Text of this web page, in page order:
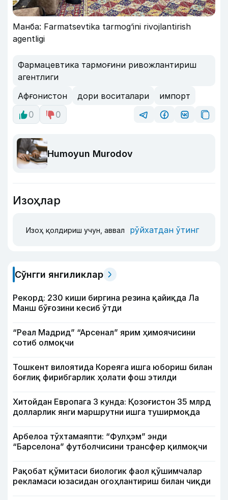
Манба: Farmatsevtika tarmog‘ini rivojlantirish
agentligi
Фармацевтика тармоғини ривожлантириш
агентлиги
Афғонистон
дори воситалари
импорт
0
0
Humoyun Murodov
Изоҳлар
Изоҳ қолдириш учун, аввал рўйхатдан ўтинг
Сўнгги янгиликлар
Рекорд: 230 киши биргина резина қайиқда Ла
Манш бўғозини кесиб ўтди
“Реал Мадрид” “Арсенал” ярим ҳимоячисини
сотиб олмоқчи
Тошкент вилоятида Кореяга ишга юбориш билан
боғлиқ фирибгарлик ҳолати фош этилди
Хитойдан Европага 3 кунда: Қозоғистон 35 млрд
долларлик янги маршрутни ишга туширмоқда
Арбелоа тўхтамаяпти: “Фулҳэм” энди
“Барселона” футболчисини трансфер қилмоқчи
Рақобат қўмитаси биологик фаол қўшимчалар
рекламаси юзасидан огоҳлантириш билан чиқди